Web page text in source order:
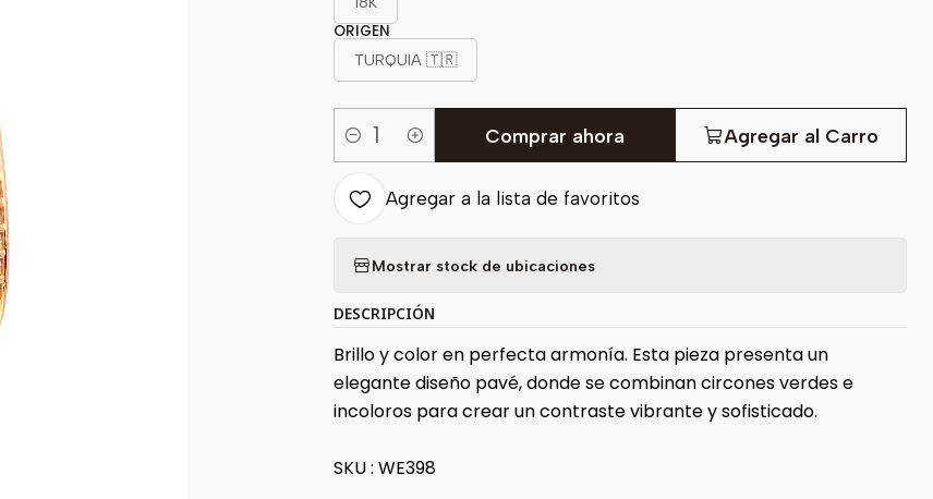
ORIGEN
TURQUIA 🇹🇷
Cantidad
Agregar al Carro
Comprar ahora
Agregar a la lista de favoritos
Mostrar stock de ubicaciones
DESCRIPCIÓN
Brillo y color en perfecta armonía. Esta pieza presenta un
elegante diseño pavé, donde se combinan circones verdes e
incoloros para crear un contraste vibrante y sofisticado.
SKU : WE398